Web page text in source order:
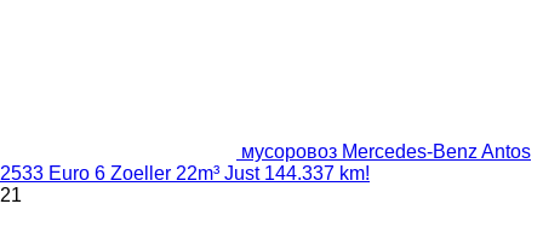
мусоровоз Mercedes-Benz Antos
2533 Euro 6 Zoeller 22m³ Just 144.337 km!
21